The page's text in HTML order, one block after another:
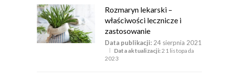
Rozmaryn lekarski –
właściwości lecznicze i
zastosowanie
Data publikacji: 24 sierpnia 2021
Data aktualizacji:21 listopada
2023